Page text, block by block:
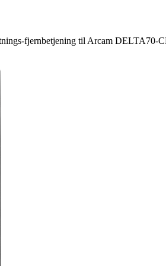
fjernbetjening til Arcam DELTA70-